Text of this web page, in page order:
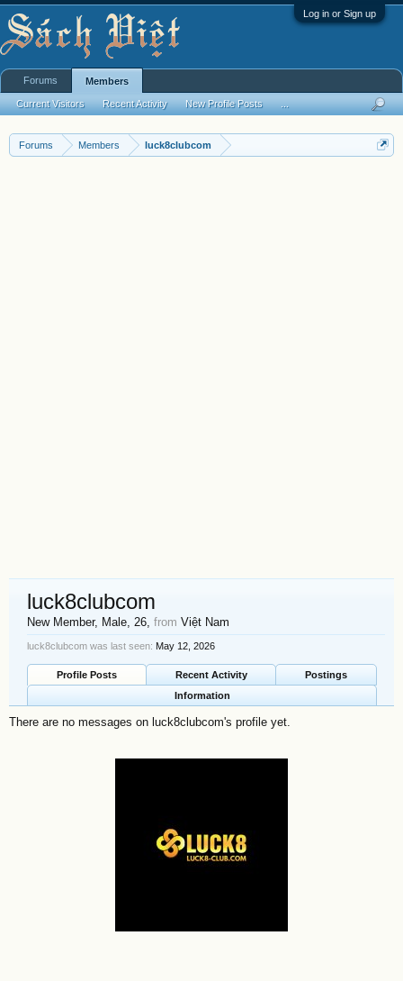
Log in or Sign up
Forums Members luck8clubcom
luck8clubcom
New Member, Male, 26, from Việt Nam
luck8clubcom was last seen: May 12, 2026
Profile Posts Recent Activity
Postings
Information
There are no messages on luck8clubcom's profile yet.
Forums Members
Current Visitors Recent Activity New Profile Posts